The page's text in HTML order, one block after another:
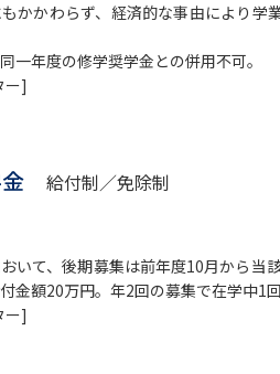
かかわらず、経済的な事由により
一年度の修学奨学金との併用不可。
ー]
金 給付制／免除制
いて、後期募集は前年度10月から
金額20万円。年2回の募集で在学中1回
ー]